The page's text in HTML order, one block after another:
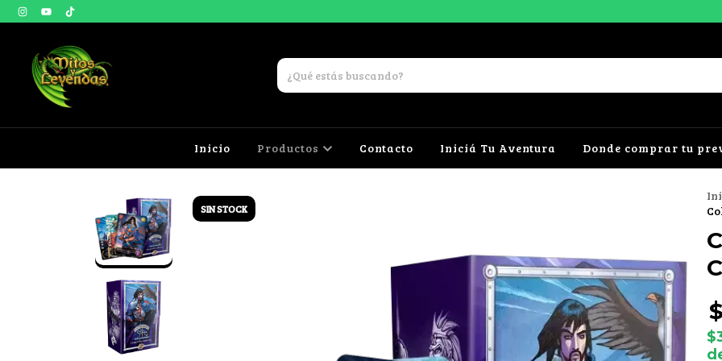
Inicio Productos Contacto Iniciá Tu Aventura Donde comprar tu
SIN STOCK